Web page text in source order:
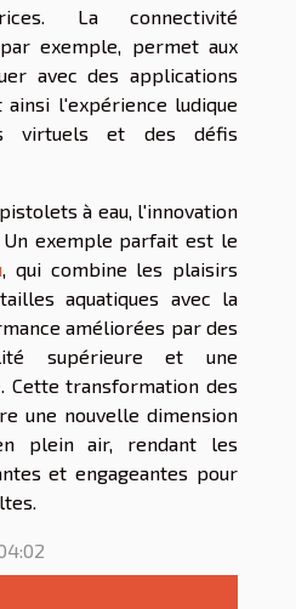
La connectivité
exemple, permet aux
avec des applications
ainsi l'expérience ludique
virtuels et des défis
à eau, l'innovation
exemple parfait est le
, qui combine les plaisirs
aquatiques avec la
améliorées par des
supérieure et une
Cette transformation des
une nouvelle dimension
plein air, rendant les
et engageantes pour